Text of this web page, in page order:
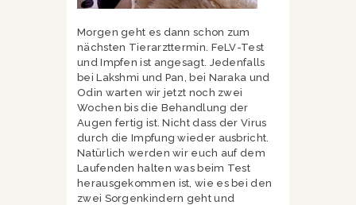
Morgen geht es dann schon zum
nächsten Tierarzttermin. FeLV-Test
und Impfen ist angesagt. Jedenfalls
bei Lakshmi und Pan, bei Naraka und
Odin warten wir jetzt noch zwei
Wochen bis die Behandlung der
Augen fertig ist. Nicht dass der Virus
durch die Impfung wieder ausbricht.
Natürlich werden wir euch auf dem
Laufenden halten was beim Test
herausgekommen ist, wie es bei den
zwei Sorgenkindern geht und